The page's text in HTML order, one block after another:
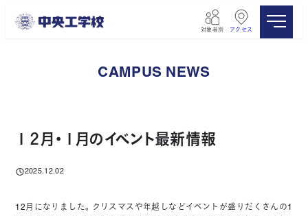
対象者別 アクセス
CAMPUS NEWS
１２月・１月のイベント最新情報
投稿日
2025.12.02
12月になりました。クリスマスや年越しなどイベントが盛りだくさんの1